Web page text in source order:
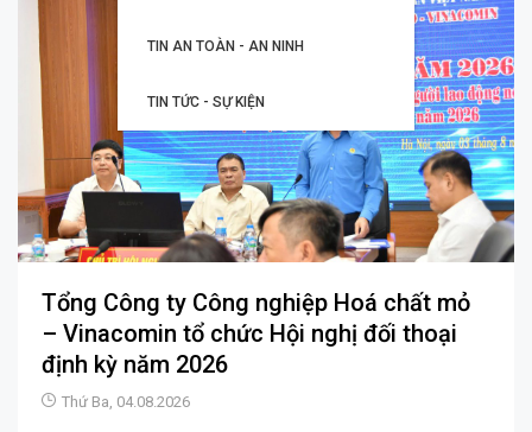
TIN AN TOÀN - AN NINH
TIN TỨC - SỰ KIỆN
Tổng Công ty Công nghiệp Hoá chất mỏ
– Vinacomin tổ chức Hội nghị đối thoại
định kỳ năm 2026
Thứ Ba, 04.08.2026